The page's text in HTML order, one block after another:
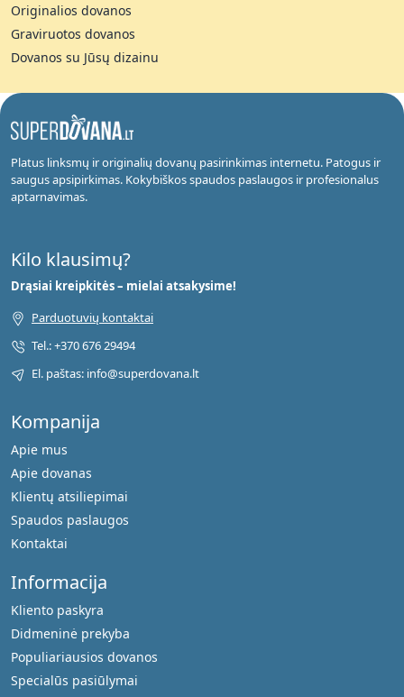
Originalios dovanos
Graviruotos dovanos
Dovanos su Jūsų dizainu
Platus linksmų ir originalių dovanų pasirinkimas internetu. Patogus ir
saugus apsipirkimas. Kokybiškos spaudos paslaugos ir profesionalus
aptarnavimas.
Kompanija
Apie mus
Apie dovanas
Klientų atsiliepimai
Spaudos paslaugos
Kontaktai
Informacija
Kliento paskyra
Didmeninė prekyba
Populiariausios dovanos
Specialūs pasiūlymai
Kilo klausimų?
Drąsiai kreipkitės – mielai atsakysime!
Parduotuvių kontaktai
Tel.: +370 676 29494
El. paštas: info@superdovana.lt